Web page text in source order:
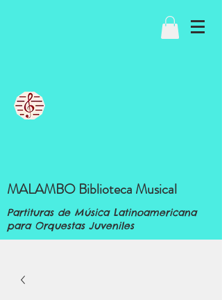
MALAMBO Biblioteca Musical
Partituras de Música Latinoamericana
para Orquestas Juveniles